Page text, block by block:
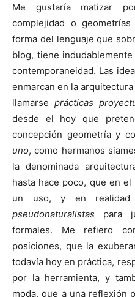
Me gustaría matizar
complejidad o
forma del lenguaje que
blog, tiene
contemporaneidad. Las
enmarcan en la
llamarse prácticas
desde el hoy que
concepción geometría y
uno, como hermanos
la denominada
hasta hace poco, que en
un uso, y en realidad
pseudonaturalistas para
formales. Me refiero
posiciones, que la
todavía hoy en práctica,
por la herramienta, y
moda, que a una reflexión